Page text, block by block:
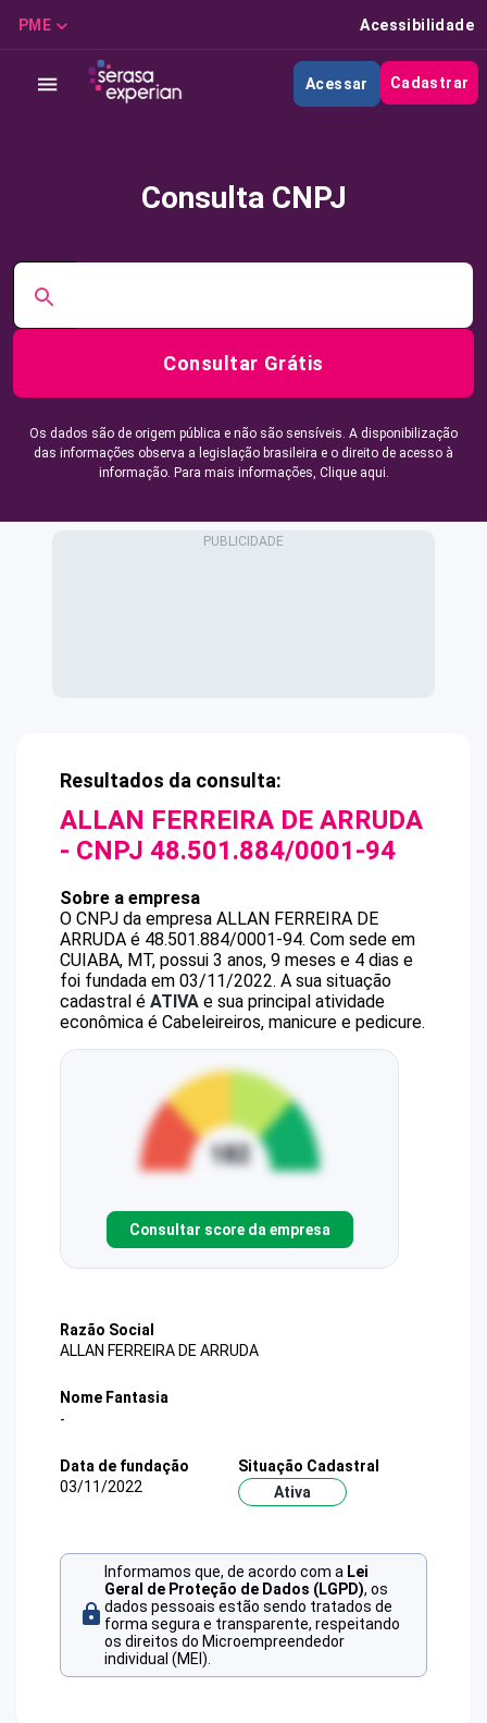
PME Acessibilidade
Acessar Cadastrar
Consulta CNPJ
Consultar Grátis
Os dados são de origem pública e não são sensíveis. A disponibilização
das informações observa a legislação brasileira e o direito de acesso à
informação. Para mais informações, Clique aqui.
Resultados da consulta:
ALLAN FERREIRA DE ARRUDA
- CNPJ 48.501.884/0001-94
Sobre a empresa
O CNPJ da empresa ALLAN FERREIRA DE
ARRUDA é 48.501.884/0001-94. Com sede em
CUIABA, MT, possui 3 anos, 9 meses e 4 dias e
foi fundada em 03/11/2022. A sua situação
cadastral é ATIVA e sua principal atividade
econômica é Cabeleireiros, manicure e pedicure.
Consultar score da empresa
Razão Social
ALLAN FERREIRA DE ARRUDA
Nome Fantasia
-
Data de fundação
03/11/2022
Situação Cadastral
Ativa
Informamos que, de acordo com a Lei
Geral de Proteção de Dados (LGPD), os
dados pessoais estão sendo tratados de
forma segura e transparente, respeitando
os direitos do Microempreendedor
individual (MEI).